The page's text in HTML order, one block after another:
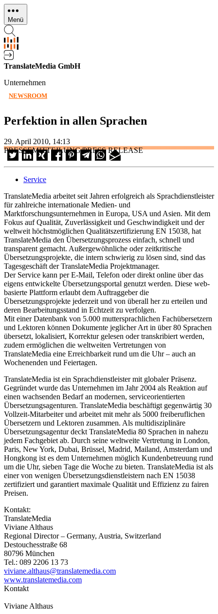
Direkt
zum
Inhalt
Menü
TranslateMedia GmbH
Unternehmen
NEWSROOM
Perfektion in allen Sprachen
29. April 2010, 14:13
PRESSEMITTEILUNG/PRESS RELEASE
Service
TranslateMedia arbeitet seit Jahren erfolgreich als Sprachdienstleister
für zahlreiche internationale Medien- und
Marktforschungsunternehmen in Europa, USA und Asien. Mit dem
Fokus auf Qualität, Zuverlässigkeit und Geschwindigkeit und der
weltweit höchstmöglichen Qualitätszertifizierung EN 15038, hat
TranslateMedia den Übersetzungsprozess einfach, schnell und
transparent gemacht. Außergewöhnliche oder zeitkritische
Übersetzungsprojekte, die intern schwierig zu lösen sind, sind das
Tagesgeschäft der TranslateMedia Projektmanager.
Der Service kann per E-Mail, Telefon oder direkt online über das
eigens entwickelte Übersetzungsportal genutzt werden. Diese web-
basierte Plattform erlaubt dem Auftraggeber die
Übersetzungsprojekte jederzeit und von überall her zu erteilen und
deren Bearbeitungsstand in Echtzeit zu verfolgen.
Mit einer Datenbank von 5.000 muttersprachlichen Fachübersetzern
und Lektoren können Dokumente jeglicher Art in über 80 Sprachen
übersetzt, lokalisiert, Korrektur gelesen oder transkribiert werden,
zudem ermöglichen die weltweiten Vertretungen von
TranslateMedia eine Erreichbarkeit rund um die Uhr – auch an
Wochenenden und Feiertagen.
TranslateMedia ist ein Sprachdienstleister mit globaler Präsenz.
Gegründet wurde das Unternehmen im Jahr 2004 als Reaktion auf
einen wachsenden Bedarf an modernen, serviceorientierten
Übersetzungsagenturen. TranslateMedia beschäftigt gegenwärtig 30
Vollzeit-Mitarbeiter und arbeitet mit mehr als 5000 freiberuflichen
Übersetzern und Lektoren zusammen. Als multidisziplinäre
Übersetzungsagentur deckt TranslateMedia 80 Sprachen in nahezu
jedem Fachgebiet ab. Durch seine weltweite Vertretung in London,
Paris, New York, Dubai, Brüssel, Madrid, Mailand, Amsterdam und
Hongkong ist es dem Unternehmen möglich Kundenbetreuung rund
um die Uhr, sieben Tage die Woche zu bieten. TranslateMedia ist als
einer von wenigen Übersetzungsdienstleistern nach EN 15038
zertifiziert und garantiert maximale Qualität und Effizienz zu fairen
Preisen.
Kontakt:
TranslateMedia
Viviane Althaus
Regional Director – Germany, Austria, Switzerland
Destouchesstraße 68
80796 München
Tel.: 089 2206 13 73
viviane.althaus@translatemedia.com
www.translatemedia.com
Kontakt
Viviane Althaus